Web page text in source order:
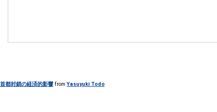
首都封鎖の経済的影響 fromYasuyuki Todo